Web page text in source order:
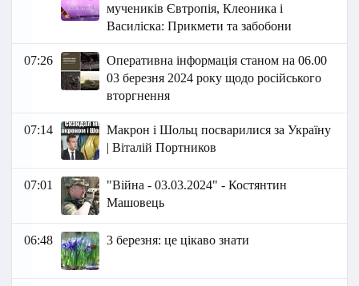
мучеників Євтропія, Клеоника і
Василіска: Прикмети та забобони
07:26
Оперативна інформація станом на 06.00
03 березня 2024 року щодо російського
вторгнення
07:14
Макрон і Шольц посварилися за Україну
| Віталій Портников
07:01
"Війна - 03.03.2024" - Костянтин
Машовець
06:48 3 березня: це цікаво знати